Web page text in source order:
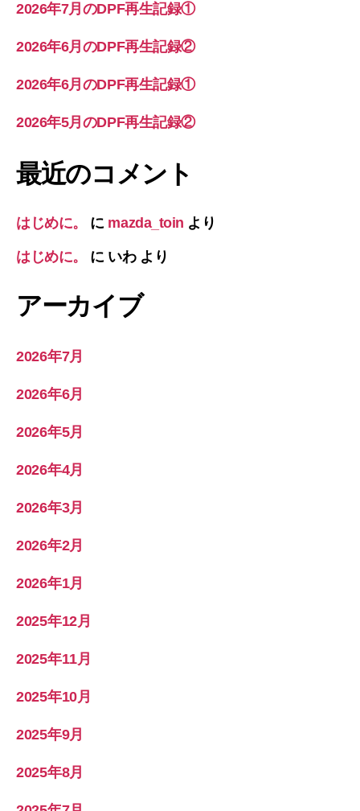
2026年7月のDPF再生記録①
2026年6月のDPF再生記録②
2026年6月のDPF再生記録①
2026年5月のDPF再生記録②
最近のコメント
はじめに。 に mazda_toin より
はじめに。 に いわより
アーカイブ
2026年7月
2026年6月
2026年5月
2026年4月
2026年3月
2026年2月
2026年1月
2025年12月
2025年11月
2025年10月
2025年9月
2025年8月